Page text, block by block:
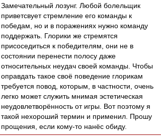
Замечательный лозунг. Любой болельщик
приветсвует стремление его команды к
победам, но и в поражениях нужно команду
поддержать. Глорики же стремятся
присоседиться к победителям, они не в
состоянии перенести полосу даже
относительных неудач своей команды. Чтобы
оправдать такое своё поведение глорикам
требуется повод, которым, в частности, очень
легко может служить мнимая эстетическая
неудовлетворённость от игры. Вот поэтому я
такой нехороший термин и применил. Прошу
прощения, если кому-то нанёс обиду.